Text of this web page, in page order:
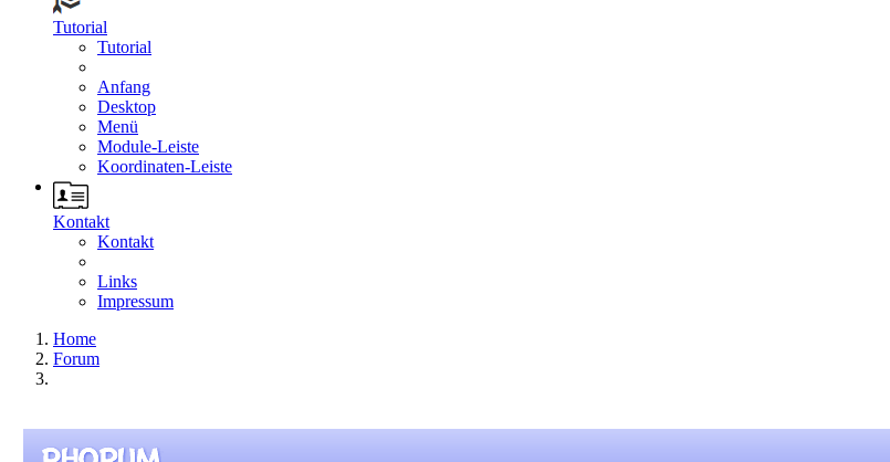
Tutorial
Tutorial
Anfang
Desktop
Menü
Module-Leiste
Koordinaten-Leiste
Kontakt
Kontakt
Links
Impressum
Home
Forum